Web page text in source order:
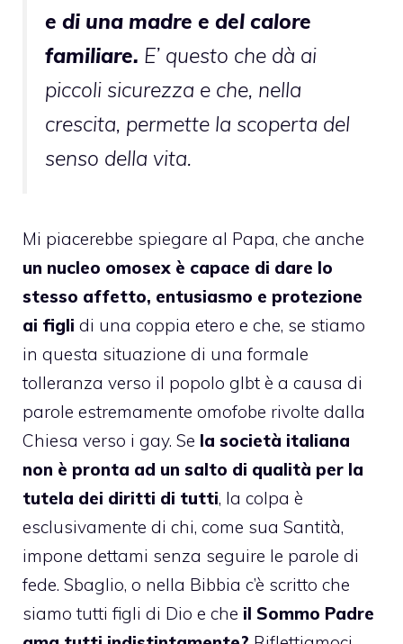
e di una madre e del calore
familiare. E’ questo che dà ai
piccoli sicurezza e che, nella
crescita, permette la scoperta del
senso della vita.
Mi piacerebbe spiegare al Papa, che anche
un nucleo omosex è capace di dare lo
stesso affetto, entusiasmo e protezione
ai figli di una coppia etero e che, se stiamo
in questa situazione di una formale
tolleranza verso il popolo glbt è a causa di
parole estremamente omofobe rivolte dalla
Chiesa verso i gay. Se la società italiana
non è pronta ad un salto di qualità per la
tutela dei diritti di tutti, la colpa è
esclusivamente di chi, come sua Santità,
impone dettami senza seguire le parole di
fede. Sbaglio, o nella Bibbia c’è scritto che
siamo tutti figli di Dio e che il Sommo Padre